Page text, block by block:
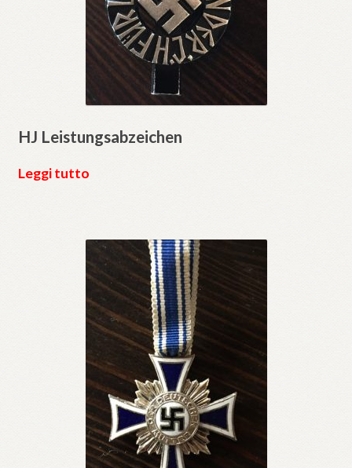
HJ Leistungsabzeichen
Leggi tutto